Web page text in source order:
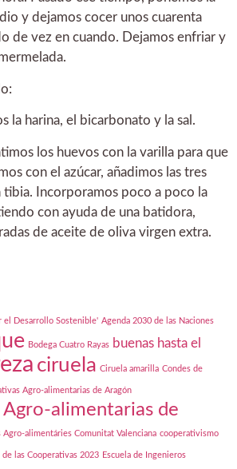
y dejamos cocer unos cuarenta
de vez en cuando. Dejamos enfriar y
la harina, el bicarbonato y la sal.
los huevos con la varilla para que
con el azúcar, añadimos las tres
tibia. Incorporamos poco a poco la
con ayuda de una batidora,
de aceite de oliva virgen extra.
el Desarrollo Sostenible' Agenda 2030 de las Naciones
Bodega Cuatro Rayas buenas hasta el
ciruela Ciruela amarilla Condes de
Agro-alimentarias de Aragón
alimentarias de
Agro-alimentáries Comunitat Valenciana cooperativismo
de las Cooperativas 2023 Escuela de Ingenieros